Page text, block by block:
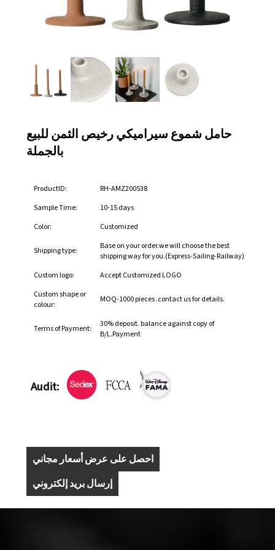
حامل شموع سيراميكي رخيص الثمن للبيع
بالجملة
ProductID:
RH-AMZ200538
Sample Time:
10-15 days
Color:
Customized
Shipping type:
Base on your order.we will choose the best
shipping way for you.(Express-Sailing-Railway)
Custom logo:
Accept Customized LOGO
Custom shape or
colour:
MOQ-1000 pieces .contact us for details.
Terms of Payment:
30% deposit. balance against copy of
B/L.Payment
Audit:
احصل على عرض أسعار مجاني
إرسال بريد إلكتروني